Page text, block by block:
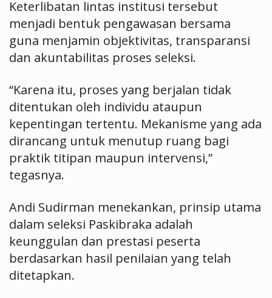
Keterlibatan lintas institusi tersebut
menjadi bentuk pengawasan bersama
guna menjamin objektivitas, transparansi
dan akuntabilitas proses seleksi.
“Karena itu, proses yang berjalan tidak
ditentukan oleh individu ataupun
kepentingan tertentu. Mekanisme yang ada
dirancang untuk menutup ruang bagi
praktik titipan maupun intervensi,”
tegasnya.
Andi Sudirman menekankan, prinsip utama
dalam seleksi Paskibraka adalah
keunggulan dan prestasi peserta
berdasarkan hasil penilaian yang telah
ditetapkan.